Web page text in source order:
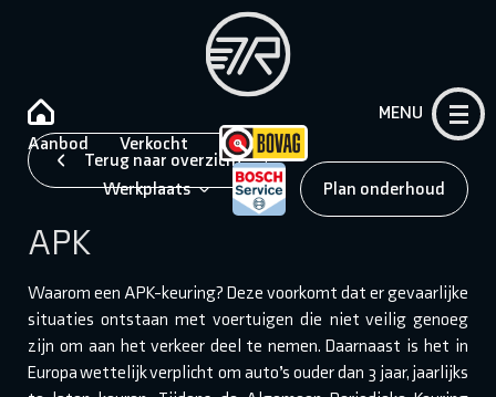
Aanbod Verkocht
Werkplaats Plan onderhoud
MENU
Terug naar overzicht
APK
Waarom een APK-keuring? Deze voorkomt dat er gevaarlijke
situaties ontstaan met voertuigen die niet veilig genoeg
zijn om aan het verkeer deel te nemen. Daarnaast is het in
Europa wettelijk verplicht om auto’s ouder dan 3 jaar, jaarlijks